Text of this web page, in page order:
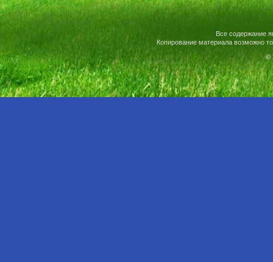
Все содержание
Копирование материала возможно
©